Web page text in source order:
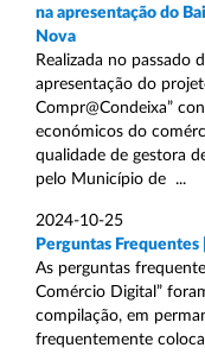
na apresentação do
Nova
Realizada no passado
apresentação do
Compr@Condeixa”
económicos do
qualidade de gestora
pelo Município de ...
2024-10-25
Perguntas
As perguntas
Comércio Digital”
compilação, em
frequentemente